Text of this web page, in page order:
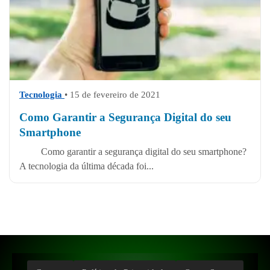
Tecnologia • 15 de fevereiro de 2021
Como Garantir a Segurança Digital do seu
Smartphone
Como garantir a segurança digital do seu smartphone?
A tecnologia da última década foi...